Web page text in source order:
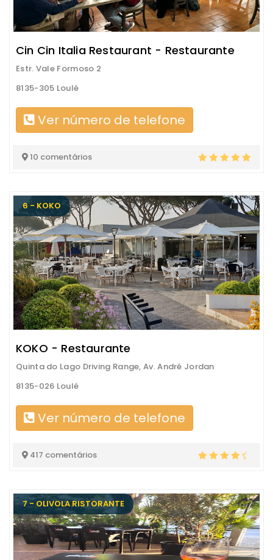
Cin Cin Italia Restaurant - Restaurante
Estr. Vale Formoso 2
8135-305 Loulé
Ver número de telefone
10 comentários
6 - KOKO
KOKO - Restaurante
Quinta do Lago Driving Range, Av. André Jordan
8135-026 Loulé
Ver número de telefone
417 comentários
7 - OLIVOLA RISTORANTE